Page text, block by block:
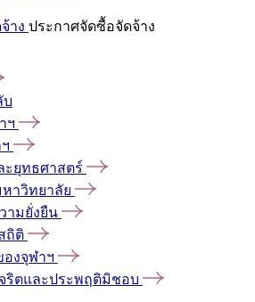
าง ประกาศจัดซื้อจัดจ้าง
บ
ฯ
ยุทธศาสตร์
าวิทยาลัย
ามยั่งยืน
ถิติ
งจุฬาฯ
ริตและประพฤติมิชอบ